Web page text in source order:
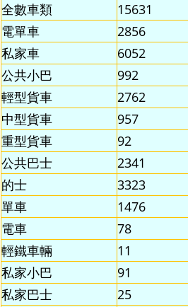
全數車類
15631
電單車
2856
私家車
6052
公共小巴
992
輕型貨車
2762
中型貨車
957
重型貨車
92
公共巴士
2341
的士
3323
單車
1476
電車
78
輕鐵車輛
11
私家小巴
91
私家巴士
25